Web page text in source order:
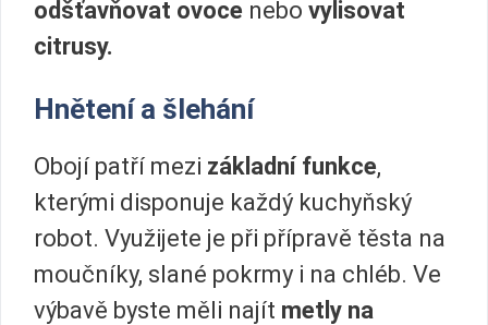
odšťavňovat ovoce nebo vylisovat
citrusy.
Hnětení a šlehání
Obojí patří mezi základní funkce,
kterými disponuje každý kuchyňský
robot. Využijete je při přípravě těsta na
moučníky, slané pokrmy i na chléb. Ve
výbavě byste měli najít metly na